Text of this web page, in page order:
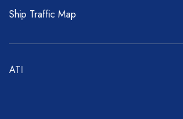
Ship Traffic Map
ATI